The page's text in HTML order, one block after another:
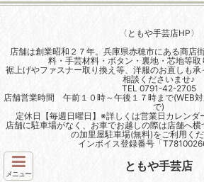
〈ともや手芸店HP〉
店舗は創業昭和２７年。兵庫県赤穂市にある商店
料・手芸材料・ボタン・裏地・芯地等取
裾上げやファスナー取り換え等、洋服のお直しも
相談くださいませ♪
TEL 0791-42-2705
店舗営業時間 午前１０時～午後１７時まで(WEB
で)
定休日【毎週日曜日】※詳しくは営業日カレンダ
店舗に駐車場がなく、お車でお越しの際は店舗へ横
の加里屋駐車場(無料)をご利用くだ
インボイス登録番号「
メニュー
ともや手芸店